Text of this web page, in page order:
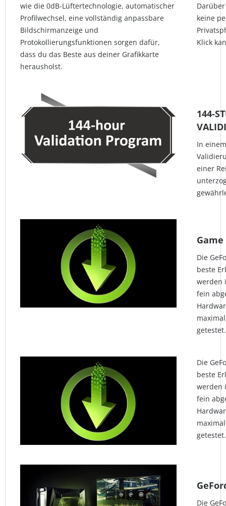
wie die 0dB-Lüftertechnologie, automatischer
Profilwechsel, eine vollständig anpassbare
Bildschirmanzeige und
Protokollierungsfunktionen sorgen dafür,
dass du das Beste aus deiner Grafikkarte
herausholst.
keine
Klick
144-
In
einer
Die
beste
werden
fein
getestet.
Die
beste
werden
fein
getestet.
Die